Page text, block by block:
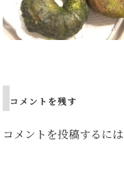
コメントを残す
コメントを投稿するには